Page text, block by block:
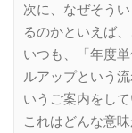
次に、なぜそう
るのかといえば
いつも、「年度
ルアップという
いうご案内をして
これはどんな意